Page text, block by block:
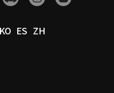
KO ES ZH